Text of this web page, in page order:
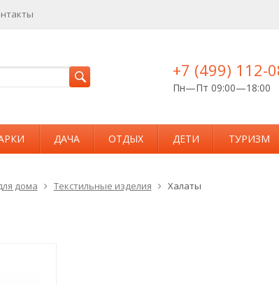
+7 (499) 112-
Пн—Пт 09:00—18:00
ДАЧА ОТДЫХ ДЕТИ ТУРИЗМ
дома Текстильные изделия Халаты